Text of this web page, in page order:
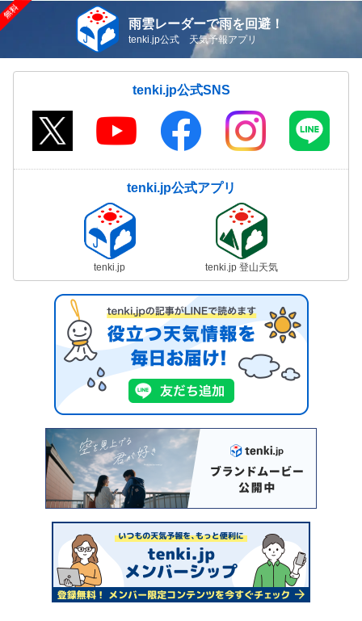
雨雲レーダーで雨を回避！
tenki.jp公式 天気予報アプリ
tenki.jp公式SNS
tenki.jp公式アプリ
tenki.jp tenki.jp 登山天気